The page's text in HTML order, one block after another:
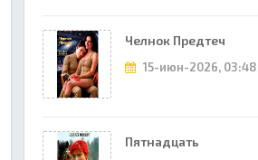
Челнок Предтеч
15-июн-2026, 03:48
Пятнадцать